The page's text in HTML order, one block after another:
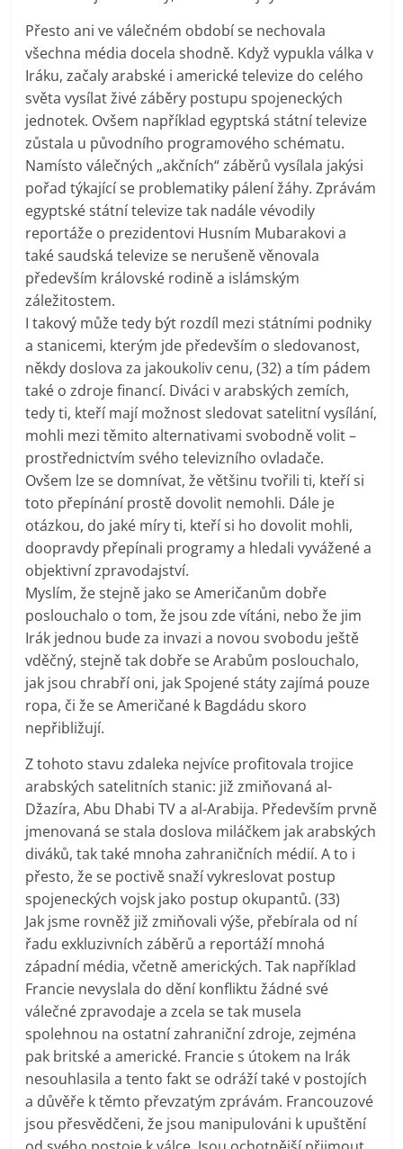
Přesto ani ve válečném období se nechovala
všechna média docela shodně. Když vypukla válka v
Iráku, začaly arabské i americké televize do celého
světa vysílat živé záběry postupu spojeneckých
jednotek. Ovšem například egyptská státní televize
zůstala u původního programového schématu.
Namísto válečných „akčních“ záběrů vysílala jakýsi
pořad týkající se problematiky pálení žáhy. Zprávám
egyptské státní televize tak nadále vévodily
reportáže o prezidentovi Husním Mubarakovi a
také saudská televize se nerušeně věnovala
především královské rodině a islámským
záležitostem.
I takový může tedy být rozdíl mezi státními podniky
a stanicemi, kterým jde především o sledovanost,
někdy doslova za jakoukoliv cenu, (32) a tím pádem
také o zdroje financí. Diváci v arabských zemích,
tedy ti, kteří mají možnost sledovat satelitní vysílání,
mohli mezi těmito alternativami svobodně volit –
prostřednictvím svého televizního ovladače.
Ovšem lze se domnívat, že většinu tvořili ti, kteří si
toto přepínání prostě dovolit nemohli. Dále je
otázkou, do jaké míry ti, kteří si ho dovolit mohli,
doopravdy přepínali programy a hledali vyvážené a
objektivní zpravodajství.
Myslím, že stejně jako se Američanům dobře
poslouchalo o tom, že jsou zde vítáni, nebo že jim
Irák jednou bude za invazi a novou svobodu ještě
vděčný, stejně tak dobře se Arabům poslouchalo,
jak jsou chrabří oni, jak Spojené státy zajímá pouze
ropa, či že se Američané k Bagdádu skoro
nepřibližují.
Z tohoto stavu zdaleka nejvíce profitovala trojice
arabských satelitních stanic: již zmiňovaná al-
Džazíra, Abu Dhabi TV a al-Arabija. Především prvně
jmenovaná se stala doslova miláčkem jak arabských
diváků, tak také mnoha zahraničních médií. A to i
přesto, že se poctivě snaží vykreslovat postup
spojeneckých vojsk jako postup okupantů. (33)
Jak jsme rovněž již zmiňovali výše, přebírala od ní
řadu exkluzivních záběrů a reportáží mnohá
západní média, včetně amerických. Tak například
Francie nevyslala do dění konfliktu žádné své
válečné zpravodaje a zcela se tak musela
spolehnou na ostatní zahraniční zdroje, zejména
pak britské a americké. Francie s útokem na Irák
nesouhlasila a tento fakt se odráží také v postojích
a důvěře k těmto převzatým zprávám. Francouzové
jsou přesvědčeni, že jsou manipulováni k upuštění